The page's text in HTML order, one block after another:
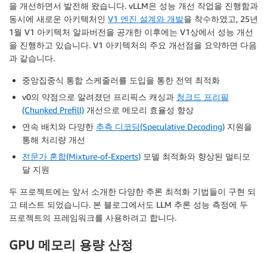
을 개선하면서 발전해 왔습니다. vLLM은 성능 개선 작업을 진행함과
동시에 새로운 아키텍처인 V1 엔진 설계와 개발을 착수하였고, 25년
1월 V1 아키텍처 알파버전을 공개한 이후에는 V1상에서 성능 개선
을 진행하고 있습니다. V1 아키텍처의 주요 개선점을 요약하면 다음
과 같습니다.
중앙집중식 통합 스케줄러를 도입을 통한 전역 최적화
v0의 약점으로 알려졌던 프리픽스 캐싱과 청크드 프리필
(Chunked Prefill) 개선으로 메모리 효율성 향상
연속 배치와 다양한 추측 디코딩(Speculative Decoding) 지원을
통해 처리량 개선
전문가 혼합(Mixture-of-Experts) 모델 최적화와 향상된 멀티모
달 지원
두 프로젝트에는 앞서 소개한 다양한 추론 최적화 기법들이 구현 되
고 테스트 되었습니다. 본 블로그에서도 LLM 추론 성능 측정에 두
프로젝트의 프레임워크를 사용하려고 합니다.
GPU 메모리 용량 산정